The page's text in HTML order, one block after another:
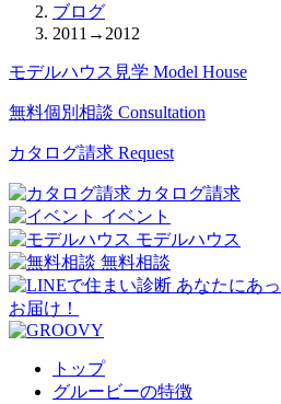
ブログ
2011→2012
モデルハウス見学 Model House
無料個別相談 Consultation
カタログ請求 Request
カタログ請求
イベント
モデルハウス
無料相談
トップ
グルービーの特徴